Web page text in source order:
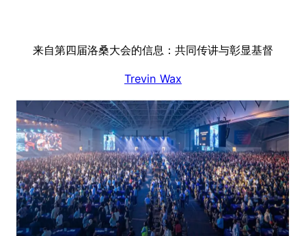
来自第四届洛桑大会的信息：共同传讲与彰显基督
Trevin Wax